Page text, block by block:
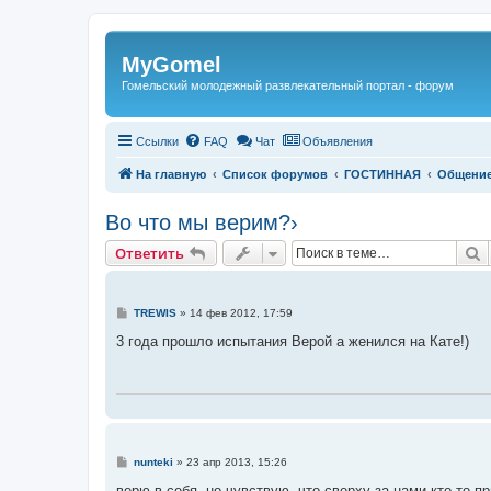
Регистрация
MyGomel
Гомельский молодежный развлекательный портал - форум
Ссылки FAQ Чат Объявления
На главную Список форумов ГОСТИННАЯ
Во что мы верим?›
Ответить
Ответить
С
о
е
TREWIS» 14 фев 2012, 17:59
3 года прошло испытания Верой а женился на Кате!)
С
о
nunteki » 23 апр 2013, 15:26